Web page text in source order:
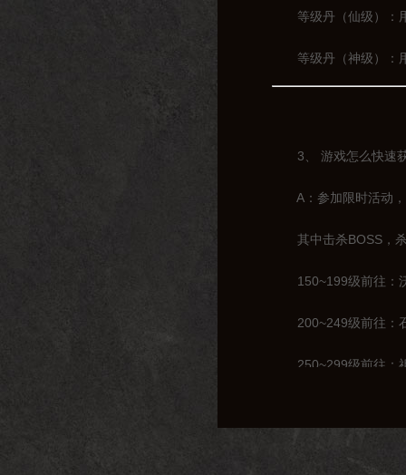
等级丹（仙级）：
等级丹（神级）：
3、 游戏怎么快速
A：参加限时活动，
其中击杀BOSS，杀
150~199级前往：沃
200~249级前往：石
250~299级前往：祖